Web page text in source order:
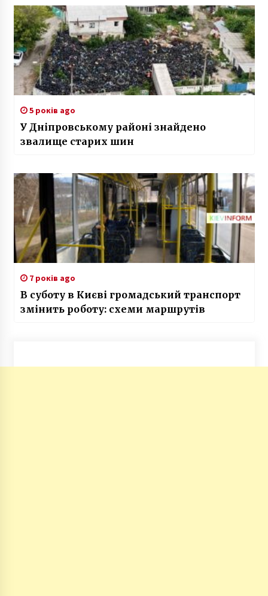
5 років ago
У Дніпровському районі знайдено
звалище старих шин
7 років ago
В суботу в Києві громадський транспорт
змінить роботу: схеми маршрутів